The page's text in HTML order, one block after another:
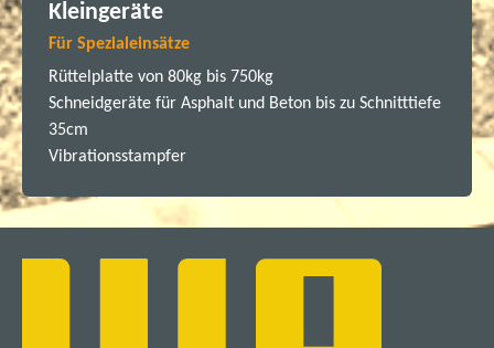
Kleingeräte
Für Spezialeinsätze
Rüttelplatte von 80kg bis 750kg
Schneidgeräte für Asphalt und Beton bis zu Schnitttiefe
35cm
Vibrationsstampfer